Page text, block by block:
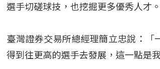
選手切磋球技，也挖掘更多優秀人才。
臺灣證券交易所總經理簡立忠說：「
得到往更高的選手去發展，這一點是